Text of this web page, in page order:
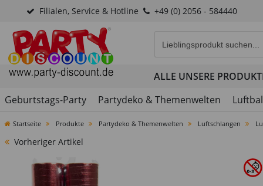
Filialen, Service & Hotline +49 (0) 2056 - 584440
ALLE UNSERE
Geburtstags-Party
Partydeko & Themenwelten
Startseite Produkte Partydeko & Themenwelten Luftschlangen
Vorheriger Artikel